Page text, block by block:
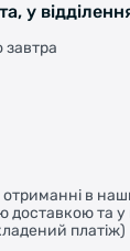
у
завтра
в
доставкою та у
платіж)